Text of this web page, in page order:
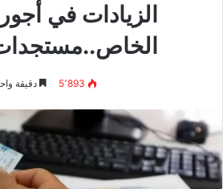
الزيادات في
5٬893 دقيقة